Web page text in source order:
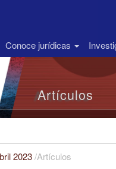
Conoce jurídicas
Artículos
2023/Artículos